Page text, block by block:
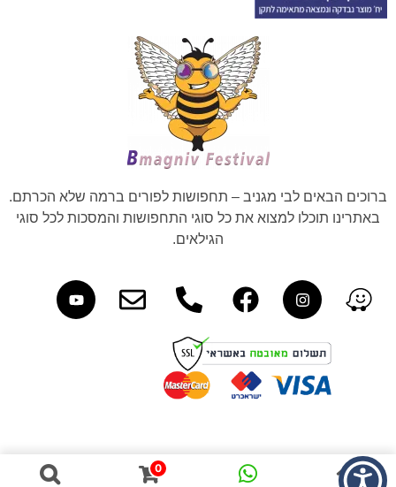
ברוכים הבאים לבי מגניב – תחפושות לפורים ברמה שלא הכרתם.
באתרינו תוכלו למצוא את כל סוגי התחפושות והמסכות לכל סוגי
הגילאים.
0